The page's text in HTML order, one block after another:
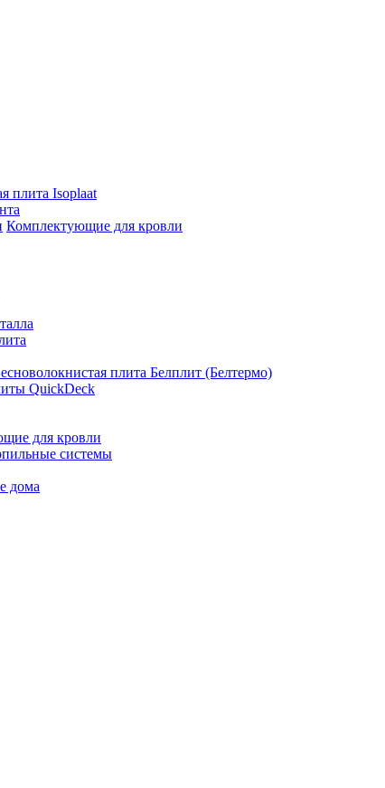
плита Isoplaat
Комплектующие для кровли
плита Белплит (Белтермо)
QuickDeck
для кровли
системы
дома